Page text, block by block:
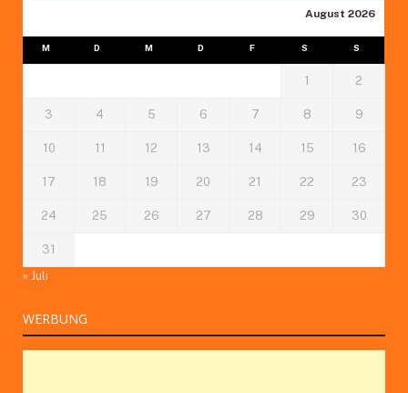
August 2026
M D M D F S S
1 2
3 4 5 6 7 8 9
10 11 12 13 14 15 16
17 18 19 20 21 22 23
24 25 26 27 28 29 30
31
« Juli
WERBUNG